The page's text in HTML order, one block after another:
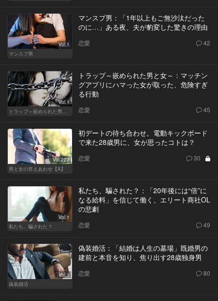
Vol.1
マンスプ男
マンスプ男：「1年以上もご無沙汰だった
のに…」ある夜、夫が豹変した驚きの理由
恋愛 42
Vol.1
トラップ～嵌められた男と女～：マッチン
グアプリにハマった女が取った、危険すぎ
る行動
恋愛 45
Vol.222
男と女の答えあわせ【A】
初デートの待ち合わせ。電動キックボード
で来た28歳男に、女が思ったコトは？
恋愛 30
Vol.1
私たち、騙された？
私たち、騙された？：「20年後には“倍”に
なる給料」を信じて働く、エリート商社OL
の悲劇
恋愛 49
Vol.1
偽装婚活
偽装婚活：「結婚は人生の墓場」既婚男の
建前と本音を知り、焦り出す28歳独身男
恋愛 80